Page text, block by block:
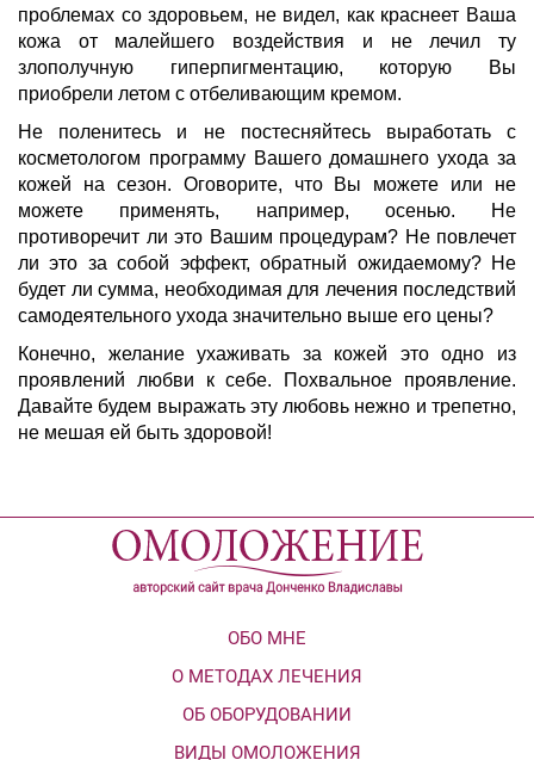
проблемах со здоровьем, не видел, как краснеет Ваша
кожа от малейшего воздействия и не лечил ту
злополучную гиперпигментацию, которую Вы
приобрели летом с отбеливающим кремом.
Не поленитесь и не постесняйтесь выработать с
косметологом программу Вашего домашнего ухода за
кожей на сезон. Оговорите, что Вы можете или не
можете применять, например, осенью. Не
противоречит ли это Вашим процедурам? Не повлечет
ли это за собой эффект, обратный ожидаемому? Не
будет ли сумма, необходимая для лечения последствий
самодеятельного ухода значительно выше его цены?
Конечно, желание ухаживать за кожей это одно из
проявлений любви к себе. Похвальное проявление.
Давайте будем выражать эту любовь нежно и трепетно,
не мешая ей быть здоровой!
ОБО МНЕ
О МЕТОДАХ ЛЕЧЕНИЯ
ОБ ОБОРУДОВАНИИ
ВИДЫ ОМОЛОЖЕНИЯ